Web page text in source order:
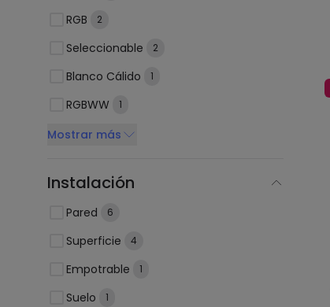
RGB 2
Seleccionable 2
Blanco Cálido 1
RGBWW 1
Mostrar más
Instalación
Pared 6
Superficie 4
Empotrable 1
Suelo 1